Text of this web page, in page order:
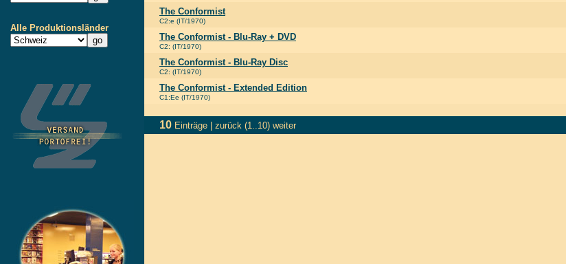
Alle Produktionsländer
The Conformist
C2:e (IT/1970)
The Conformist - Blu-Ray + DVD
C2: (IT/1970)
The Conformist - Blu-Ray Disc
C2: (IT/1970)
The Conformist - Extended Edition
C1:Ee (IT/1970)
10 Einträge | zurück (1..10) weiter